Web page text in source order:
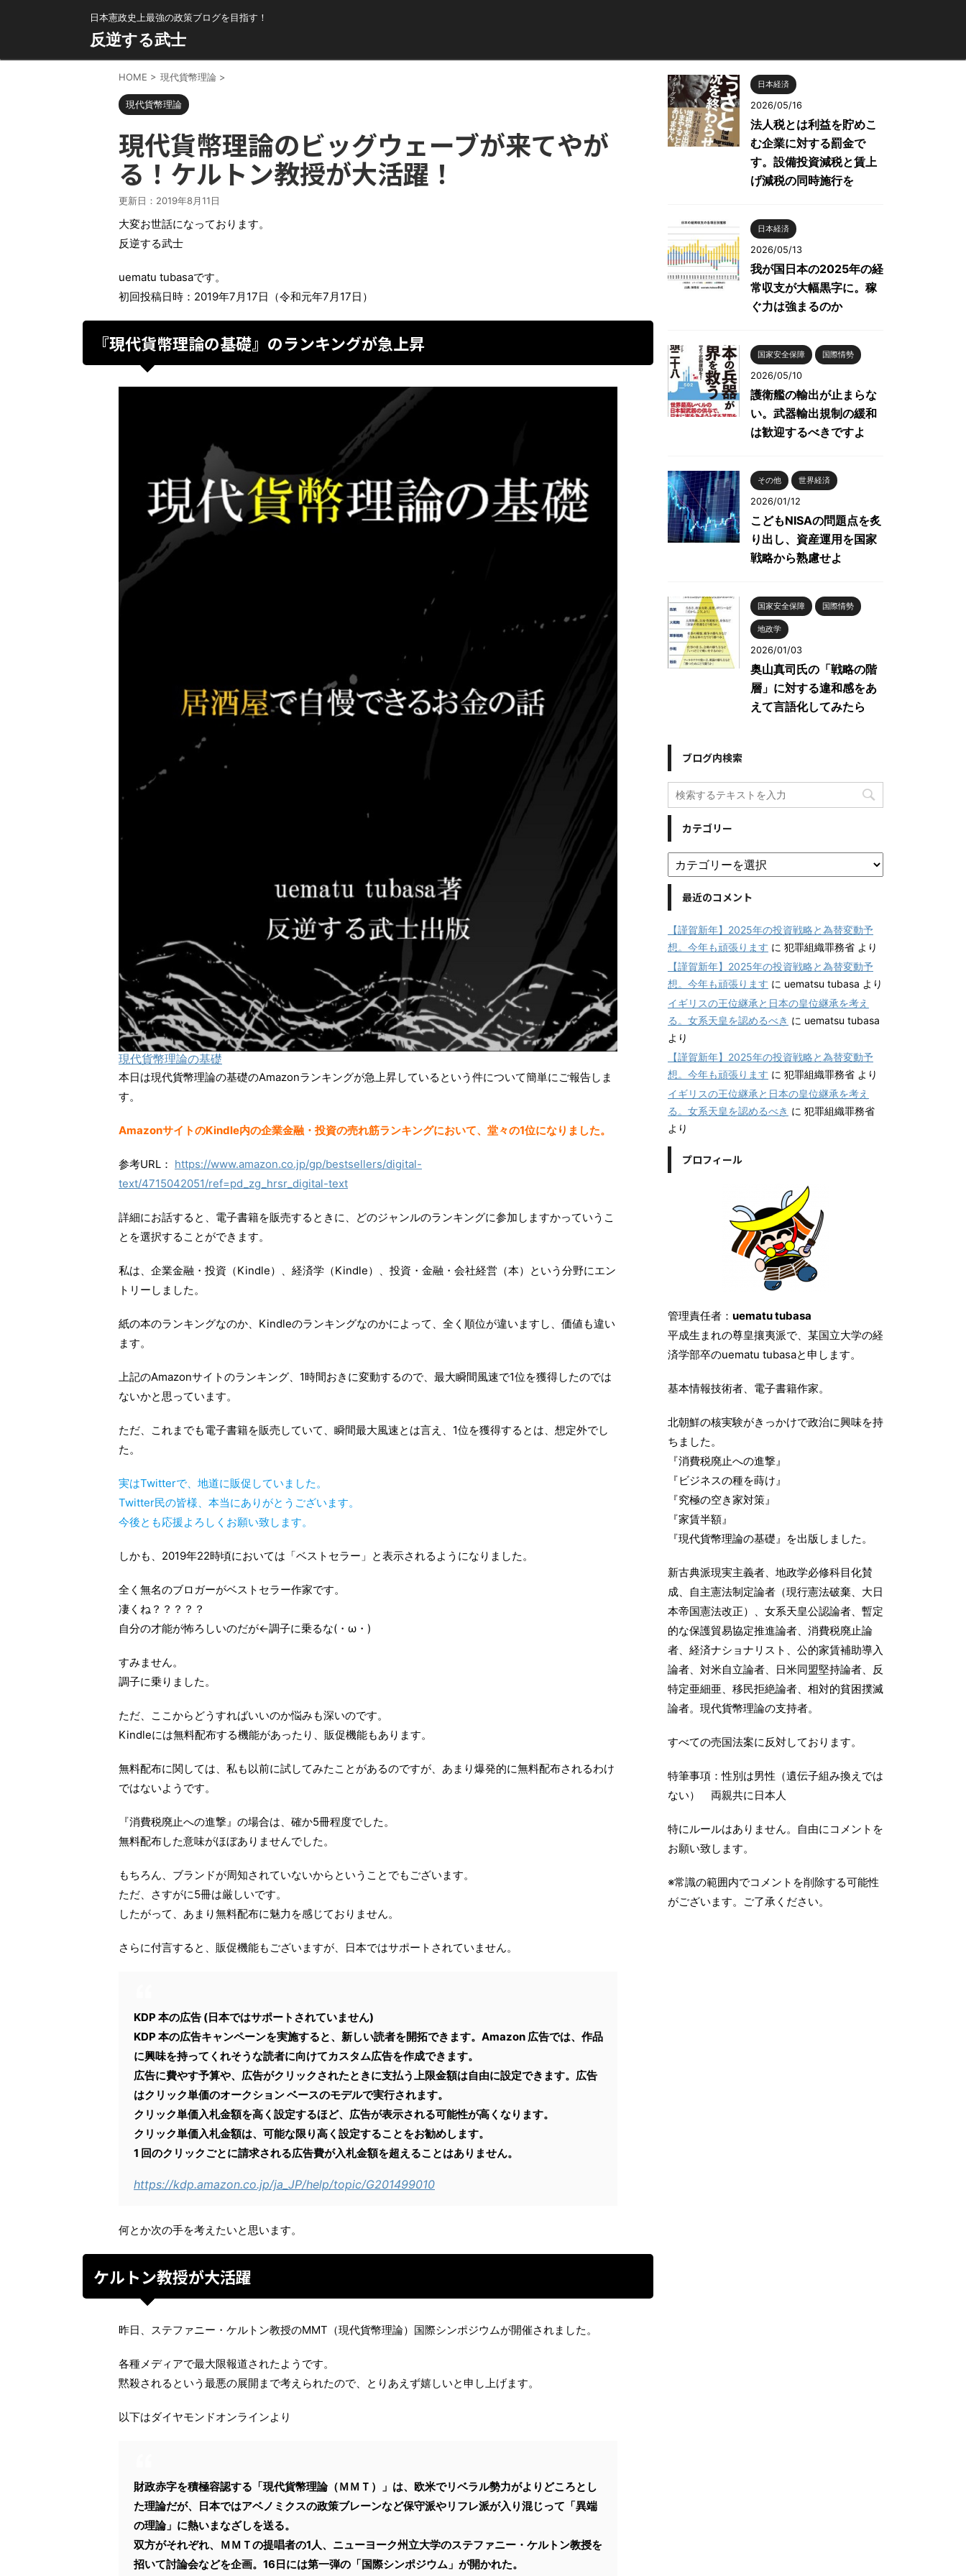
日本憲政史上最強の政策ブログを目指す！
反逆する武士
HOME > 現代貨幣理論 >
現代貨幣理論
現代貨幣理論のビッグウェーブが来てやが
る！ケルトン教授が大活躍！
更新日： 2019年8月11日
大変お世話になっております。
反逆する武士
uematu tubasaです。
初回投稿日時：2019年7月17日（令和元年7月17日）
『現代貨幣理論の基礎』のランキングが急上昇
現代貨幣理論の基礎
本日は現代貨幣理論の基礎のAmazonランキングが急上昇しているという件について簡単にご報告しま
す。
AmazonサイトのKindle内の企業金融・投資の売れ筋ランキングにおいて、堂々の1位になりました。
参考URL： https://www.amazon.co.jp/gp/bestsellers/digital-
text/4715042051/ref=pd_zg_hrsr_digital-text
詳細にお話すると、電子書籍を販売するときに、どのジャンルのランキングに参加しますかっていうこ
とを選択することができます。
私は、企業金融・投資（Kindle）、経済学（Kindle）、投資・金融・会社経営（本）という分野にエン
トリーしました。
紙の本のランキングなのか、Kindleのランキングなのかによって、全く順位が違いますし、価値も違い
ます。
上記のAmazonサイトのランキング、1時間おきに変動するので、最大瞬間風速で1位を獲得したのでは
ないかと思っています。
ただ、これまでも電子書籍を販売していて、瞬間最大風速とは言え、1位を獲得するとは、想定外でし
た。
実はTwitterで、地道に販促していました。
Twitter民の皆様、本当にありがとうございます。
今後とも応援よろしくお願い致します。
しかも、2019年22時頃においては「ベストセラー」と表示されるようになりました。
全く無名のブロガーがベストセラー作家です。
凄くね？？？？？
自分の才能が怖ろしいのだが←調子に乗るな(・ω・)
すみません。
調子に乗りました。
ただ、ここからどうすればいいのか悩みも深いのです。
Kindleには無料配布する機能があったり、販促機能もあります。
無料配布に関しては、私も以前に試してみたことがあるのですが、あまり爆発的に無料配布されるわけ
ではないようです。
『消費税廃止への進撃』の場合は、確か5冊程度でした。
無料配布した意味がほぼありませんでした。
もちろん、ブランドが周知されていないからということでもございます。
ただ、さすがに5冊は厳しいです。
したがって、あまり無料配布に魅力を感じておりません。
さらに付言すると、販促機能もございますが、日本ではサポートされていません。
KDP 本の広告 (日本ではサポートされていません)
KDP 本の広告キャンペーンを実施すると、新しい読者を開拓できます。Amazon 広告では、作品
に興味を持ってくれそうな読者に向けてカスタム広告を作成できます。
広告に費やす予算や、広告がクリックされたときに支払う上限金額は自由に設定できます。広告
はクリック単価のオークション ベースのモデルで実行されます。
クリック単価入札金額を高く設定するほど、広告が表示される可能性が高くなります。
クリック単価入札金額は、可能な限り高く設定することをお勧めします。
1 回のクリックごとに請求される広告費が入札金額を超えることはありません。
https://kdp.amazon.co.jp/ja_JP/help/topic/G201499010
何とか次の手を考えたいと思います。
ケルトン教授が大活躍
昨日、ステファニー・ケルトン教授のMMT（現代貨幣理論）国際シンポジウムが開催されました。
各種メディアで最大限報道されたようです。
黙殺されるという最悪の展開まで考えられたので、とりあえず嬉しいと申し上げます。
以下はダイヤモンドオンラインより
財政赤字を積極容認する「現代貨幣理論（ＭＭＴ）」は、欧米でリベラル勢力がよりどころとし
た理論だが、日本ではアベノミクスの政策ブレーンなど保守派やリフレ派が入り混じって「異端
の理論」に熱いまなざしを送る。
双方がそれぞれ、ＭＭＴの提唱者の1人、ニューヨーク州立大学のステファニー・ケルトン教授を
招いて討論会などを企画。16日には第一弾の「国際シンポジウム」が開かれた。
日本経済
2026/05/16
法人税とは利益を貯めこ
む企業に対する罰金で
す。設備投資減税と賃上
げ減税の同時施行を
日本経済
2026/05/13
我が国日本の2025年の経
常収支が大幅黒字に。稼
ぐ力は強まるのか
国家安全保障 国際情勢
2026/05/10
護衛艦の輸出が止まらな
い。武器輸出規制の緩和
は歓迎するべきですよ
その他 世界経済
2026/01/12
こどもNISAの問題点を炙
り出し、資産運用を国家
戦略から熟慮せよ
国家安全保障 国際情勢
地政学
2026/01/03
奥山真司氏の「戦略の階
層」に対する違和感をあ
えて言語化してみたら
ブログ内検索
カテゴリー
最近のコメント
【謹賀新年】2025年の投資戦略と為替変動予
想。今年も頑張ります に 犯罪組織罪務省 より
【謹賀新年】2025年の投資戦略と為替変動予
想。今年も頑張ります に uematsu tubasa より
イギリスの王位継承と日本の皇位継承を考え
る。女系天皇を認めるべき に uematsu tubasa
より
【謹賀新年】2025年の投資戦略と為替変動予
想。今年も頑張ります に 犯罪組織罪務省 より
イギリスの王位継承と日本の皇位継承を考え
る。女系天皇を認めるべき に 犯罪組織罪務省
より
プロフィール
管理責任者： uematu tubasa
平成生まれの尊皇攘夷派で、某国立大学の経
済学部卒のuematu tubasaと申します。
基本情報技術者、電子書籍作家。
北朝鮮の核実験がきっかけで政治に興味を持
ちました。
『消費税廃止への進撃』
『ビジネスの種を蒔け』
『究極の空き家対策』
『家賃半額』
『現代貨幣理論の基礎』を出版しました。
新古典派現実主義者、地政学必修科目化賛
成、自主憲法制定論者（現行憲法破棄、大日
本帝国憲法改正）、女系天皇公認論者、暫定
的な保護貿易協定推進論者、消費税廃止論
者、経済ナショナリスト、公的家賃補助導入
論者、対米自立論者、日米同盟堅持論者、反
特定亜細亜、移民拒絶論者、相対的貧困撲滅
論者。現代貨幣理論の支持者。
すべての売国法案に反対しております。
特筆事項：性別は男性（遺伝子組み換えでは
ない） 両親共に日本人
特にルールはありません。自由にコメントを
お願い致します。
※常識の範囲内でコメントを削除する可能性
がございます。ご了承ください。